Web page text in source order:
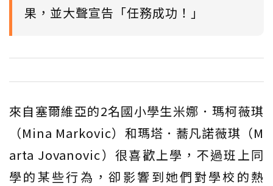
果，並大聲宣告「任務成功！」
來自塞爾維亞的2名國小學生米娜．瑪柯薇琪
（Mina Markovic）和瑪塔．蕎凡諾薇琪（M
arta Jovanovic）很喜歡上學，不過班上同
學的某些行為，卻影響到她們對學校的熱